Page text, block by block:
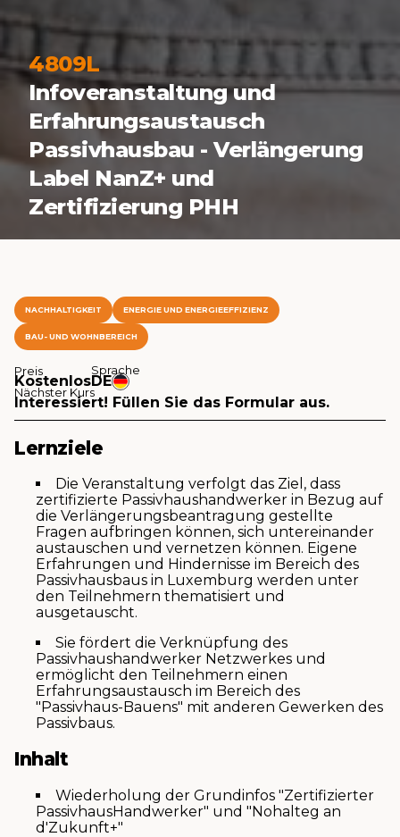
4809L
Infoveranstaltung und
Erfahrungsaustausch
Passivhausbau - Verlängerung
Label NanZ+ und
Zertifizierung PHH
NACHHALTIGKEIT ENERGIE UND ENERGIEEFFIZIENZ
BAU- UND WOHNBEREICH
Preis
Kostenlos
Sprache
DE
Nächster Kurs
Interessiert! Füllen Sie das Formular aus.
Lernziele
Die Veranstaltung verfolgt das Ziel, dass
zertifizierte Passivhaushandwerker in Bezug auf
die Verlängerungsbeantragung gestellte
Fragen aufbringen können, sich untereinander
austauschen und vernetzen können. Eigene
Erfahrungen und Hindernisse im Bereich des
Passivhausbaus in Luxemburg werden unter
den Teilnehmern thematisiert und
ausgetauscht.
Sie fördert die Verknüpfung des
Passivhaushandwerker Netzwerkes und
ermöglicht den Teilnehmern einen
Erfahrungsaustausch im Bereich des
"Passivhaus-Bauens" mit anderen Gewerken des
Passivbaus.
Inhalt
Wiederholung der Grundinfos "Zertifizierter
PassivhausHandwerker" und "Nohalteg an
d'Zukunft+"